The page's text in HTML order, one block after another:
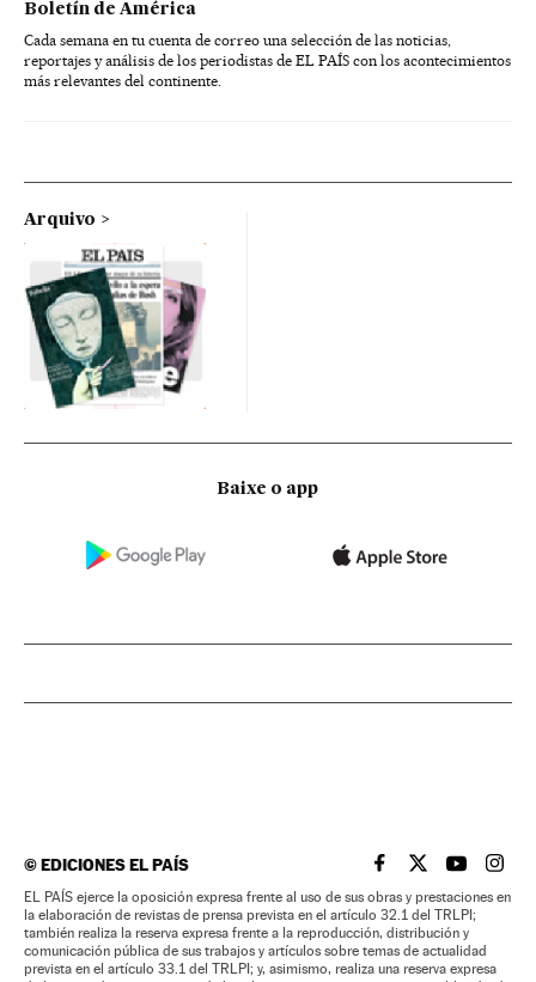
Boletín de América
Cada semana en tu cuenta de correo una selección de las noticias,
reportajes y análisis de los periodistas de EL PAÍS con los acontecimientos
más relevantes del continente.
Arquivo
Baixe o app
©EDICIONES EL PAÍS EL PAÍS BRASIL EN
EL PAÍSEL PAÍS
EL
EL PAÍS ejerce la oposición expresa frente al uso de sus obras y prestaciones en
la elaboración de revistas de prensa prevista en el artículo 32.1 del TRLPI;
también realiza la reserva expresa frente a la reproducción, distribución y
comunicación pública de sus trabajos y artículos sobre temas de actualidad
prevista en el artículo 33.1 del TRLPI; y, asimismo, realiza una reserva expresa